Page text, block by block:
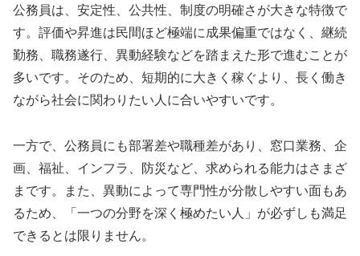
公務員は、安定性、公共性、制度の明確さが大きな特徴で
す。評価や昇進は民間ほど極端に成果偏重ではなく、継続
勤務、職務遂行、異動経験などを踏まえた形で進むことが
多いです。そのため、短期的に大きく稼ぐより、長く働き
ながら社会に関わりたい人に合いやすいです。
一方で、公務員にも部署差や職種差があり、窓口業務、企
画、福祉、インフラ、防災など、求められる能力はさまざ
まです。また、異動によって専門性が分散しやすい面もあ
るため、「一つの分野を深く極めたい人」が必ずしも満足
できるとは限りません。